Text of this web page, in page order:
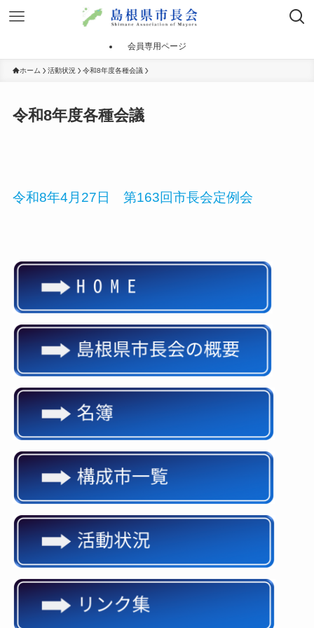
会員専用ページ
ホーム 活動状況 令和8年度各種会議
令和8年度各種会議
令和8年4月27日 第163回市長会定例会